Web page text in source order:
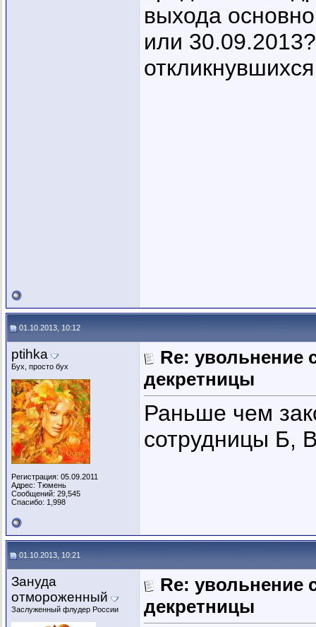
выхода
или
откликнувшихся
01.10.2013, 10:12
ptihka
Бух, просто бух
Регистрация: 05.09.2011
Адрес: Тюмень
Сообщений: 29,545
Спасибо: 1,998
Re: увольнение
декретницы
Раньше чем
сотрудницы Б,
01.10.2013, 10:21
Зануда
отмороженный
Заслуженный флудер России
Re: увольнение
декретницы